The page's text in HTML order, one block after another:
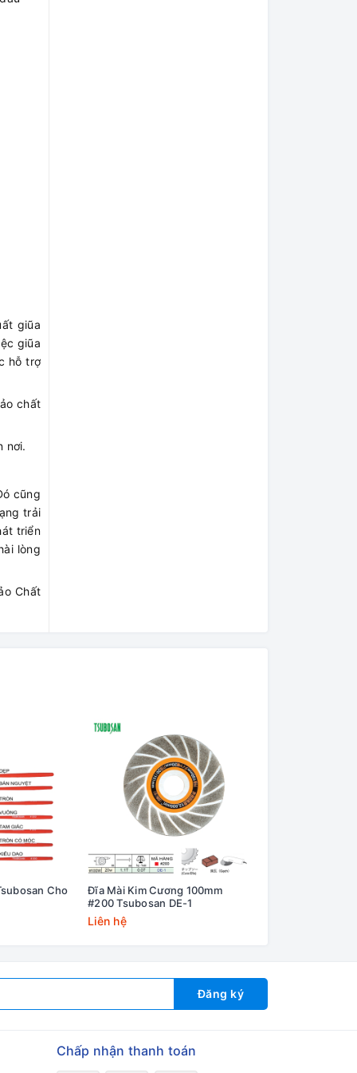
giũa
giũa
hỗ trợ
chất
nơi.
cũng
trải
triển
lòng
Chất
Cho
Đĩa Mài Kim Cương 100mm
#200 Tsubosan DE-1
Liên hệ
Đăng ký
Chấp nhận thanh toán